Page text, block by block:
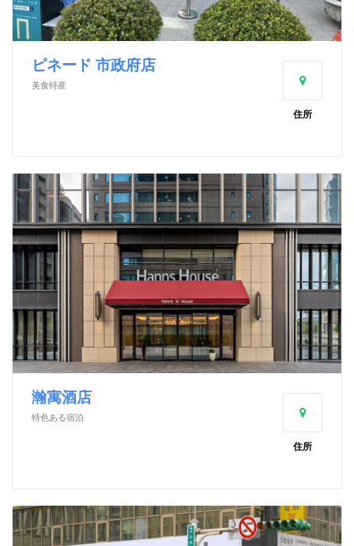
ピネード 市政府店
美食特産
住所
瀚寓酒店
特色ある宿泊
住所